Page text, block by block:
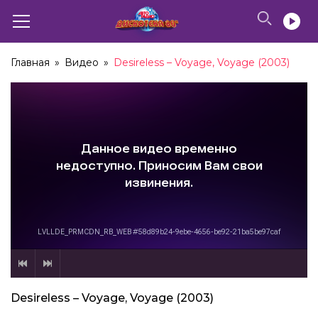
Главная » Видео » Desireless – Voyage, Voyage (2003)
Desireless – Voyage, Voyage (2003)